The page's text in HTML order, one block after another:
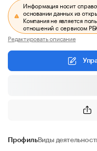
Информация носит
основании данных из
Компания не является
отношений с сервисом
Редактировать описание
ПрофильВиды